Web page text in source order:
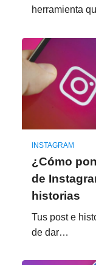
herramienta
INSTAGRAM
¿Cómo
de
historias
Tus post e
de dar…